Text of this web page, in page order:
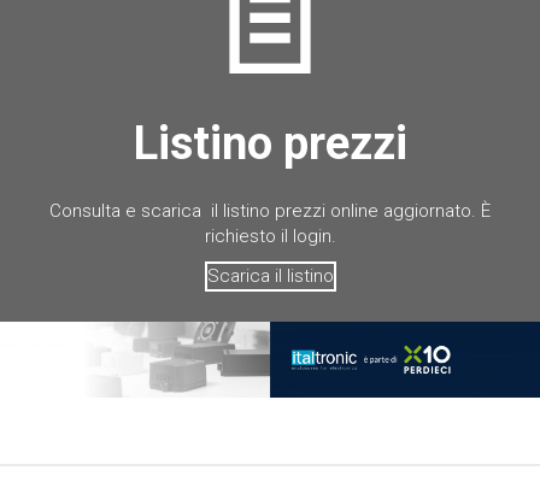
Listino prezzi
Consulta e scarica il listino prezzi online aggiornato. È
richiesto il login.
Scarica il listino